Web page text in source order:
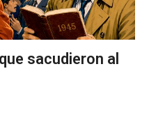
sacudieron al